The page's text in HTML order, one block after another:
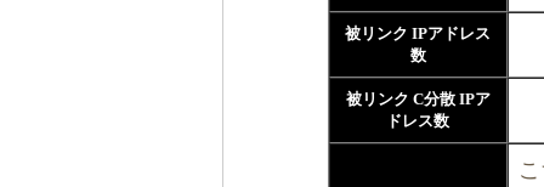
被リンク IPアドレス
数
被リンク C分散 IPア
ドレス数